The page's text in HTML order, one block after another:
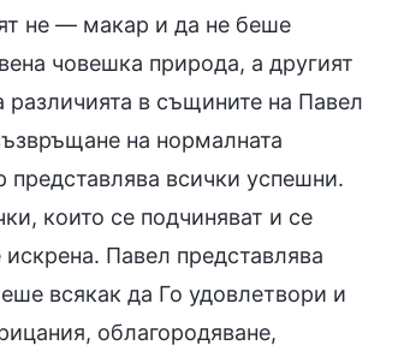
не — макар и да не беше
човешка природа, а другият
различията в същините на Павел
на нормалната
всички успешни.
които се подчиняват и се
Павел представлява
всякак да Го удовлетвори и
облагородяване,